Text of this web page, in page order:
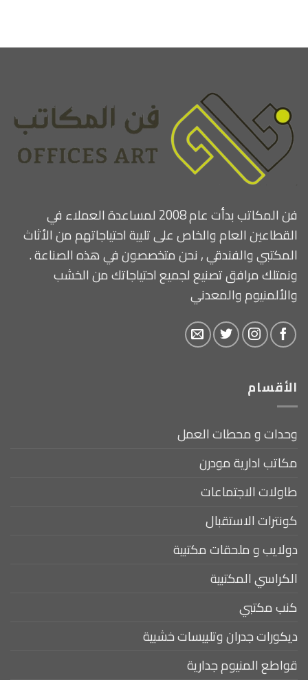
فن المكاتب بدأت عام 2008 لمساعدة العملاء في
القطاعين العام والخاص على تلبية احتياجاتهم من الأثاث
المكتبي والفندقي , نحن متخصصون في هذه الصناعة .
ونمتلك مرافق تصنيع لجميع احتياجاتك من الخشب
والألمنيوم والمعدني
الأقسام
وحدات و محطات العمل
مكاتب ادارية مودرن
طاولات الاجتماعات
كونترات الاستقبال
دولايب و ملحقات مكتبية
الكراسي المكتبية
كنب مكتبي
ديكورات جدران وتلبيسات خشبية
قواطع المنيوم جدارية